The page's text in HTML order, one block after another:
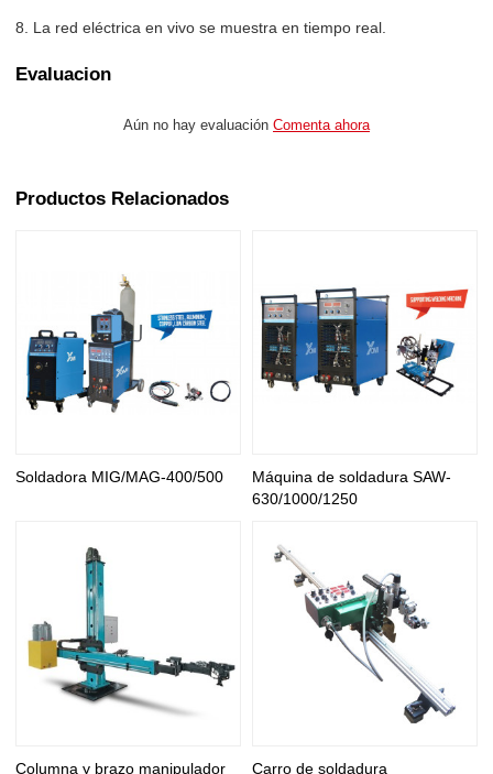
8. La red eléctrica en vivo se muestra en tiempo real.
Evaluacion
Aún no hay evaluación Comenta ahora
Productos Relacionados
Soldadora MIG/MAG-400/500
Máquina de soldadura SAW-
630/1000/1250
Columna y brazo manipulador
Carro de soldadura